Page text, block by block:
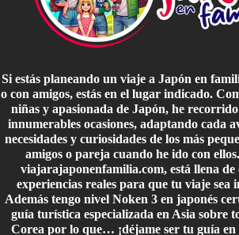
Si estás planeando un viaje a Japón en
o con amigos, estás en el lugar indicado.
niñas y apasionada de Japón, he recorrido
innumerables ocasiones, adaptando cada
necesidades y curiosidades de los más
amigos o pareja cuando he ido con
viajarajaponenfamilia.com, está llena de
experiencias reales para que tu viaje sea
Además tengo nivel Noken 3 en japonés
guía turística especializada en Asia sobre
Corea por lo que… ¡déjame ser tu guía